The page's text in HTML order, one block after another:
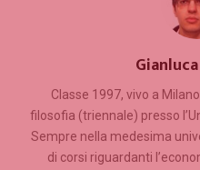
Classe 1997, vivo a
filosofia (triennale) presso
Sempre nella medesima
di corsi riguardanti